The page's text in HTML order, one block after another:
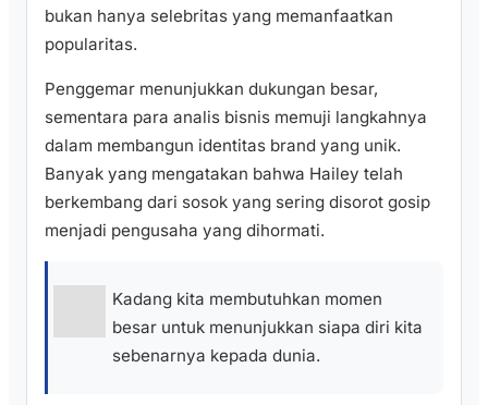
bukan hanya selebritas yang memanfaatkan
popularitas.
Penggemar menunjukkan dukungan besar,
sementara para analis bisnis memuji langkahnya
dalam membangun identitas brand yang unik.
Banyak yang mengatakan bahwa Hailey telah
berkembang dari sosok yang sering disorot gosip
menjadi pengusaha yang dihormati.
Kadang kita membutuhkan momen
besar untuk menunjukkan siapa diri kita
sebenarnya kepada dunia.